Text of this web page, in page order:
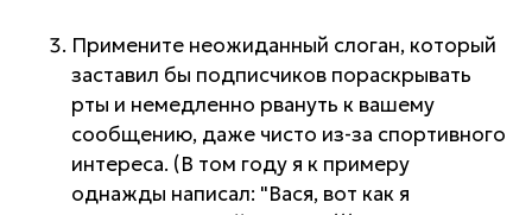
Примените неожиданный слоган, который
заставил бы подписчиков пораскрывать
рты и немедленно рвануть к вашему
сообщению, даже чисто из-за спортивного
интереса. (В том году я к примеру
однажды написал: "Вася, вот как я